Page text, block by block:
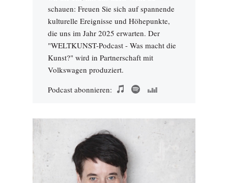
schauen: Freuen Sie sich auf spannende
kulturelle Ereignisse und Höhepunkte,
die uns im Jahr 2025 erwarten. Der
"WELTKUNST-Podcast - Was macht die
Kunst?" wird in Partnerschaft mit
Volkswagen produziert.
Podcast abonnieren: